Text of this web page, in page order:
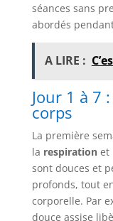
séances sans
abordés
A LIRE :
Jour 1 à 7
corps
La première
la respirationet
sont douces et
profonds, tout
corporelle. Par
douce assise